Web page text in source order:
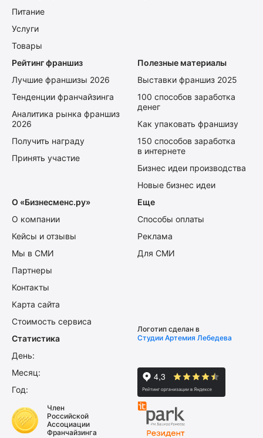
Питание
Услуги
Товары
Рейтинг франшиз
Лучшие франшизы 2026
Тенденции франчайзинга
Аналитика рынка франшиз
2026
Получить награду
Принять участие
Полезные материалы
Выставки франшиз 2025
100 способов заработка
денег
Как упаковать франшизу
150 способов заработка
в интернете
Бизнес идеи производства
Новые бизнес идеи
О «Бизнесменс.ру»
О компании
Кейсы и отзывы
Мы в СМИ
Партнеры
Контакты
Карта сайта
Стоимость сервиса
Еще
Способы оплаты
Реклама
Для СМИ
Статистика
День:
Месяц:
Год:
Логотип сделан в
Студии Артемия Лебедева
Член
Российской
Ассоциации
Франчайзинга